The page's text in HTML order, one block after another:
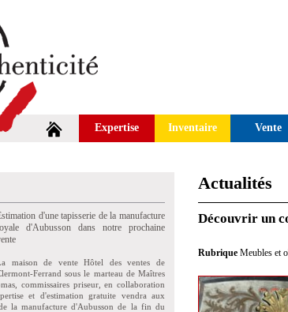
Expertise Inventaire Vente
d'une tapisserie de la manufacture
d'Aubusson dans notre prochaine
maison de vente Hôtel des ventes de
Ferrand sous le marteau de Maîtres
commissaires priseur, en collaboration
et d'estimation gratuite vendra aux
la manufacture d'Aubusson de la fin du
Actualités
Découvrir un
Rubrique Meubles et